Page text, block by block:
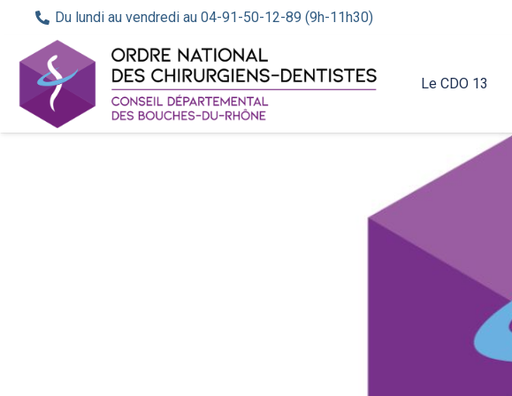
Du lundi au vendredi au 04-91-50-12-89 (9h-11h30)
Le CDO 13
Retour Bookmark